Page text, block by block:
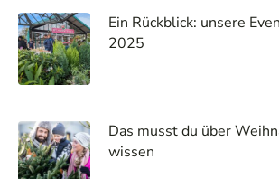
Ein Rückblick: unsere
2025
Das musst du über
wissen